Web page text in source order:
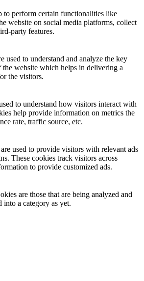
to perform certain functionalities like
website on social media platforms, collect
party features.
used to understand and analyze the key
the website which helps in delivering a
the visitors.
to understand how visitors interact with
help provide information on metrics the
rate, traffic source, etc.
used to provide visitors with relevant ads
These cookies track visitors across
to provide customized ads.
are those that are being analyzed and
into a category as yet.